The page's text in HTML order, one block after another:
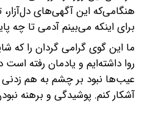
هنگامی‌که این آگهی‌های
برای اینکه می‌بینم آدمی تا چه
ما این گوی گرامی گردان را که
روا داشته‌ایم و یادمان رفته
عیب‌ها نبود بر چشم به هم
آشکار کنم. پوشیدگی و برهنه